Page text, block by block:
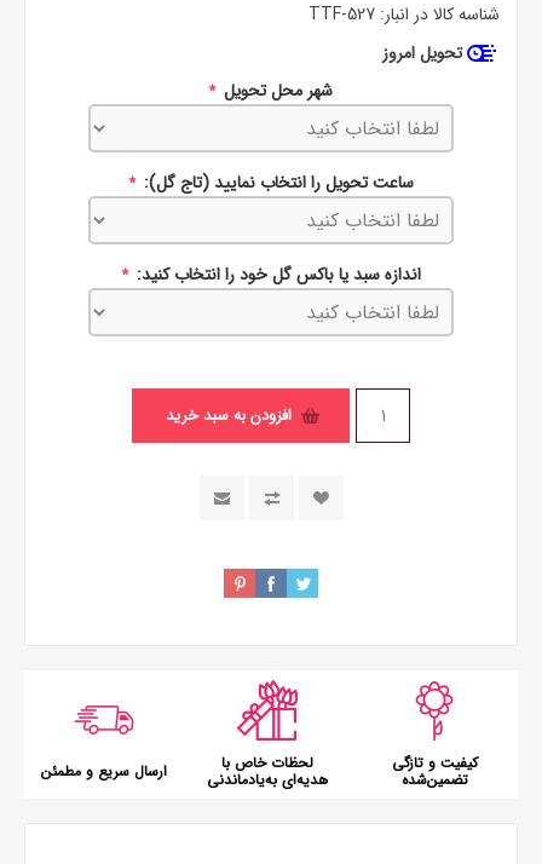
شناسه کالا در انبار: TTF-527
تحویل امروز
شهر محل تحویل *
ساعت تحویل را انتخاب نمایید (تاج گل): *
اندازه سبد یا باکس گل خود را انتخاب کنید: *
افزودن به سبد خرید
کیفیت و تازگی
تضمین‌شده
لحظات خاص با
هدیه‌ای به‌یادماندنی ارسال سریع و مطمئن